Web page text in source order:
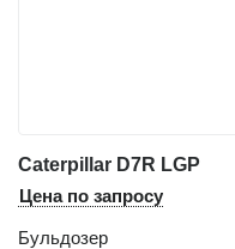
Caterpillar D7R LGP
Цена по запросу
Бульдозер